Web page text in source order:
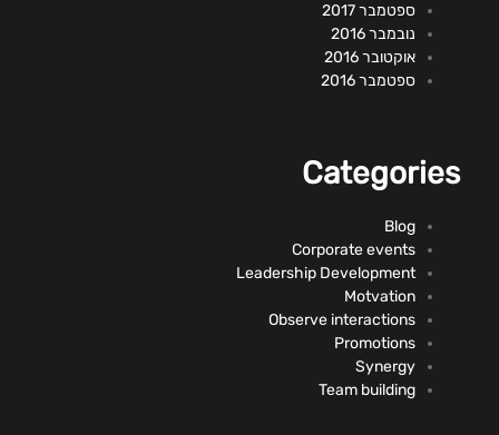
ספטמבר 2017
נובמבר 2016
אוקטובר 2016
ספטמבר 2016
Categories
Blog
Corporate events
Leadership Development
Motvation
Observe interactions
Promotions
Synergy
Team building